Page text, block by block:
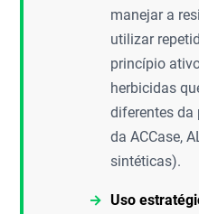
manejar a
utilizar
princípio
herbicidas
diferentes da
da ACCase,
sintéticas).
Uso